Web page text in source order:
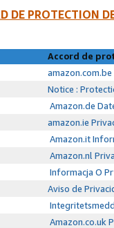
DE PROTECTION
Accord de
Notice :
Amazon.de
amazon.ie
Amazon.it
Amazon.nl
Informacja O
Aviso de
Amazon.co.uk